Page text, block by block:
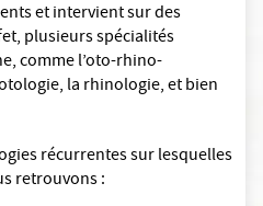
et intervient sur des
plusieurs spécialités
comme l’oto-rhino-
la rhinologie, et bien
récurrentes sur lesquelles
retrouvons :